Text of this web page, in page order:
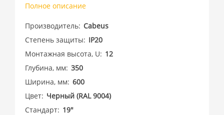
Полное описание
Производитель Cabeus
Степень защиты
IP20
Монтажная высота, U
12
Глубина, мм 350
Ширина, мм 600
Цвет Черный (RAL 9004)
Стандарт 19"